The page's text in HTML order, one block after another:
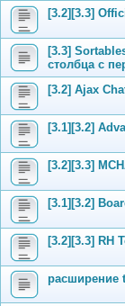
[3.2][3.3]
[3.3]
столбца с
[3.2] Ajax
[3.1][3.2]
[3.2][3.3]
[3.1][3.2]
[3.2][3.3] RH
расширение